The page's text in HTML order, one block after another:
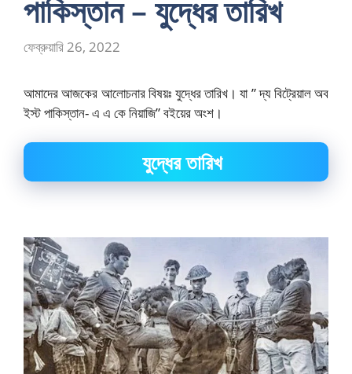
পাকিস্তান – যুদ্ধের তারিখ
ফেব্রুয়ারি 26, 2022
আমাদের আজকের আলোচনার বিষয়ঃ যুদ্ধের তারিখ। যা ” দ্য বিট্রেয়াল অব
ইস্ট পাকিস্তান- এ এ কে নিয়াজি” বইয়ের অংশ।
যুদ্ধের তারিখ